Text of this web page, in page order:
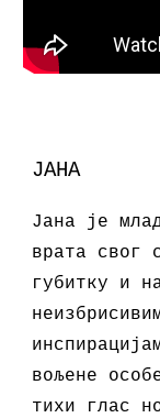
ЈАНА
Јана је
врата свог
губитку и
вољене
тихи глас